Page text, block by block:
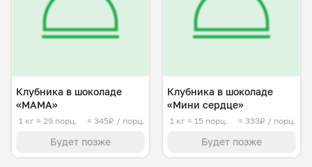
Клубника в шоколаде
«МАМА»
1 кг ≈ 29 порц. ≈ 345₽ / порц.
Будет позже
Клубника в шоколаде
«Мини сердце»
1 кг ≈ 15 порц. ≈ 333₽ / порц.
Будет позже